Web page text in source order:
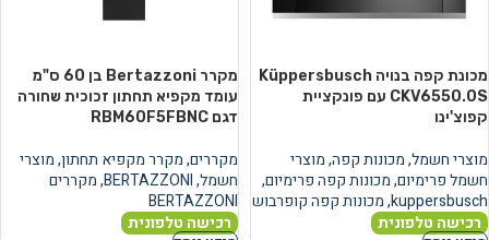
מכונת קפה בנויה Küppersbusch
CKV6550.0S עם פונקציית
קפוצ'ינו
מוצרי חשמל,מכונות קפה,מוצרי
חשמל פרימיום,מכונות קפה פרימיום,
kuppersbusch
,מכונות קפה קופרבוש
רכישה טלפונית
מקרר Bertazzoni בן 60 ס"מ
עומד מקפיא תחתון זכוכית שחורה
דגם RBM60F5FBNC
מקררים,מקרר מקפיא תחתון,מוצרי
חשמל,
BERTAZZONI
,מקררים
BERTAZZONI
רכישה טלפונית